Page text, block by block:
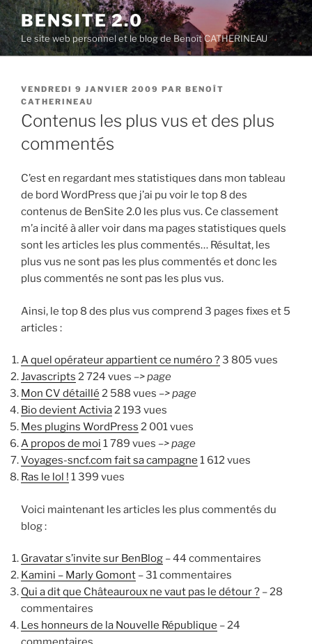
Aller
au
contenu
principal
BENSITE 2.0
Le site web personnel et le blog de Benoît CATHERINEAU
PUBLIÉ
LE
VENDREDI 9 JANVIER 2009 PAR BENOÎT
CATHERINEAU
Contenus les plus vus et des plus
commentés
C’est en regardant mes statistiques dans mon tableau
de bord WordPress que j’ai pu voir le top 8 des
contenus de BenSite 2.0 les plus vus. Ce classement
m’a incité à aller voir dans ma pages statistiques quels
sont les articles les plus commentés… Résultat, les
plus vus ne sont pas les plus commentés et donc les
plus commentés ne sont pas les plus vus.
Ainsi, le top 8 des plus vus comprend 3 pages fixes et 5
articles :
A quel opérateur appartient ce numéro ?3 805 vues
Javascripts 2 724 vues –> page
Mon CV détaillé 2 588 vues –> page
Bio devient Activia2 193 vues
Mes plugins WordPress 2 001 vues
A propos de moi 1 789 vues –> page
Voyages-sncf.com fait sa campagne 1 612 vues
Ras le lol ! 1 399 vues
Voici maintenant les articles les plus commentés du
blog :
Gravatar s’invite sur BenBlog – 44 commentaires
Kamini – Marly Gomont – 31 commentaires
Qui a dit que Châteauroux ne vaut pas le détour ? – 28
commentaires
Les honneurs de la Nouvelle République – 24